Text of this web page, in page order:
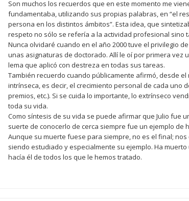
Son muchos los recuerdos que en este momento me
fundamentaba, utilizando sus propias palabras, en “el
persona en los distintos ámbitos”. Esta idea, que
respeto no sólo se refería a la actividad profesional sino
Nunca olvidaré cuando en el año 2000 tuve el privilegio
unas asignaturas de doctorado. Allí le oí por primera vez
lema que aplicó con destreza en todas sus tareas.
También recuerdo cuando públicamente afirmó, desde
intrínseca, es decir, el crecimiento personal de cada uno
premios, etc.). Si se cuida lo importante, lo extrínseco
toda su vida.
Como síntesis de su vida se puede afirmar que Julio fue
suerte de conocerlo de cerca siempre fue un ejemplo
Aunque su muerte fuese para siempre, no es el final;
siendo estudiado y especialmente su ejemplo. Ha
hacía él de todos los que le hemos tratado.